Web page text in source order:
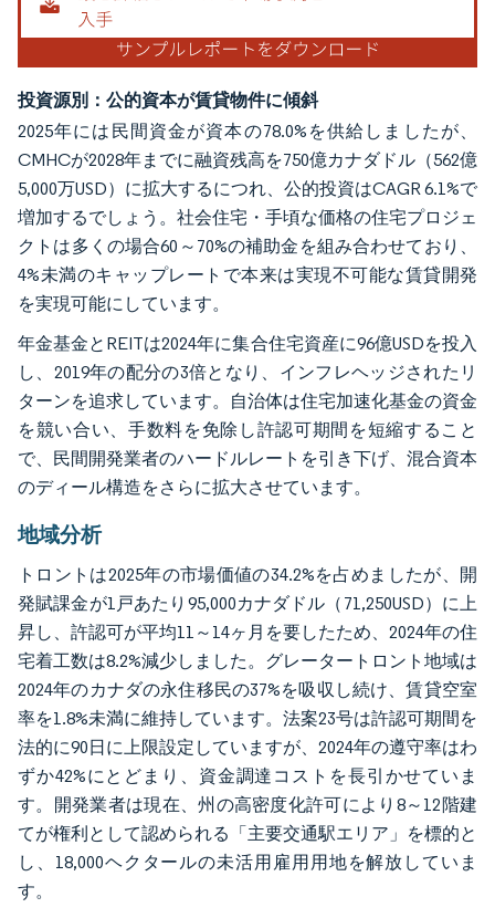
投資源別：公的資本が賃貸物件に傾斜
2025年には民間資金が資本の78.0%を供給しましたが、
CMHCが2028年までに融資残高を750億カナダドル（562億
5,000万USD）に拡大するにつれ、公的投資はCAGR 6.1%で
増加するでしょう。社会住宅・手頃な価格の住宅プロジェ
クトは多くの場合60～70%の補助金を組み合わせており、
4%未満のキャップレートで本来は実現不可能な賃貸開発
を実現可能にしています。
年金基金とREITは2024年に集合住宅資産に96億USDを投入
し、2019年の配分の3倍となり、インフレヘッジされたリ
ターンを追求しています。自治体は住宅加速化基金の資金
を競い合い、手数料を免除し許認可期間を短縮すること
で、民間開発業者のハードルレートを引き下げ、混合資本
のディール構造をさらに拡大させています。
地域分析
トロントは2025年の市場価値の34.2%を占めましたが、開
発賦課金が1戸あたり95,000カナダドル（71,250USD）に上
昇し、許認可が平均11～14ヶ月を要したため、2024年の住
宅着工数は8.2%減少しました。グレータートロント地域は
2024年のカナダの永住移民の37%を吸収し続け、賃貸空室
率を1.8%未満に維持しています。法案23号は許認可期間を
法的に90日に上限設定していますが、2024年の遵守率はわ
ずか42%にとどまり、資金調達コストを長引かせていま
す。開発業者は現在、州の高密度化許可により8～12階建
てが権利として認められる「主要交通駅エリア」を標的と
し、18,000ヘクタールの未活用雇用用地を解放していま
す。